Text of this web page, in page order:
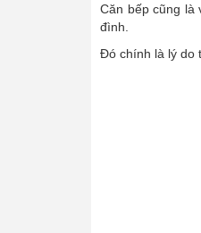
Căn bếp cũng là
đình.
Đó chính là lý do